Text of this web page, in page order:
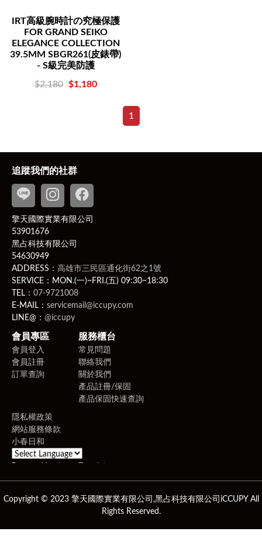
IRT高級腕時計の究極保護
FOR GRAND SEIKO
ELEGANCE COLLECTION
39.5MM SBGR261(皮錶帶)
- S級完美防護
$2,180 $1,180
1
追蹤我們的社群
擎天國際實業有限公司
53901676
黑占科技有限公司
54630949
ADDRESS： 高雄市三民區通化街62之1號
SERVICE：MON.(一)~FRI.(五) 09:30~18:30
TEL： 07-9721008
E-MAIL： servicemail@iccupy.com
LINE@： @iccupy
會員專區
會員登入
會員註冊
訂單查詢
服務櫃台
常見問題
聯絡我們
關於我們
產品註冊/保固
產品保固快速查詢
隱私權政策
網站服務條款
小春日和
Powered by Translate
Copyright © 2023 擎天國際實業有限公司,黑占科技有限公司iCCUPY All
Rights Reserved.